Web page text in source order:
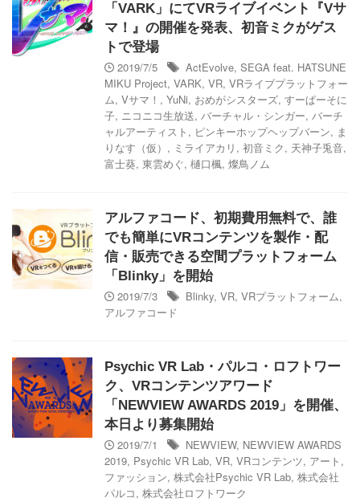
「VARK」にてVRライブイベント『Vサ
マ！』の開催を発表、初音ミクがゲス
トで登場
2019/7/5
ActEvolve, SEGA feat. HATSUNE
MIKU Project, VARK, VR, VRライブプラットフォー
ム, Vサマ！ , YuNi, おめがシスターズ, すーぱーそに
子, ニコニコ生放送, バーチャル・シンガー, バーチ
ャルアーティスト , ピンキーホップヘップバーン, ま
りなす（仮） , ミライアカリ , 初音ミク, 天神子兎音,
富士葵, 東雲めぐ, 樋口楓, 燦鳥ノム
アルファコード、初期費用無料で、誰
でも簡単にVRコンテンツを製作・配
信・販売できる空間プラットフォーム
「Blinky」を開始
2019/7/3
Blinky, VR, VRプラットフォーム,
アルファコード
Psychic VR Lab・パルコ・ロフトワー
ク、VRコンテンツアワード
「NEWVIEW AWARDS 2019」を開催、
本日より募集開始
2019/7/1
NEWVIEW, NEWVIEW AWARDS
2019, Psychic VR Lab, VR, VRコンテンツ, アート ,
ファッション, 株式会社Psychic VR Lab, 株式会社
パルコ, 株式会社ロフトワーク